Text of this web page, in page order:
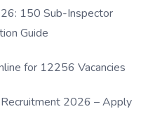
150 Sub-Inspector
Guide
for 12256 Vacancies
2026 – Apply